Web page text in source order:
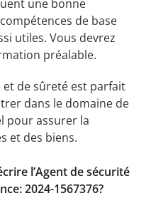
une bonne
de base
utiles. Vous devrez
préalable.
et de sûreté est parfait
dans le domaine de
pour assurer la
et des biens.
l’Agent de sécurité
2024-1567376?